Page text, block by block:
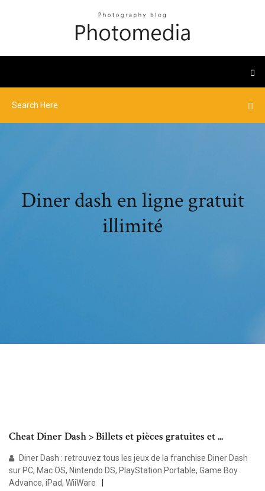
Diner dash en ligne gratuit
illimité
Cheat Diner Dash > Billets et pièces gratuites et ...
Diner Dash : retrouvez tous les jeux de la franchise Diner Dash
sur PC, Mac OS, Nintendo DS, PlayStation Portable, Game Boy
Advance, iPad, WiiWare